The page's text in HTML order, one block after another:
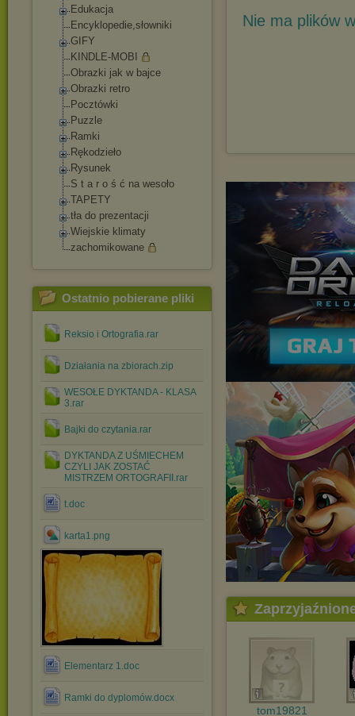
Edukacja
Encyklopedie,słowniki
GIFY
KINDLE-MOBI
Obrazki jak w bajce
Obrazki retro
Pocztówki
Puzzle
Ramki
Rękodzieło
Rysunek
S t a r o ś ć na wesoło
TAPETY
tła do prezentacji
Wiejskie klimaty
zachomikowane
Ostatnio pobierane pliki
Reksio i Ortografia.rar
Działania na zbiorach.zip
WESOŁE DYKTANDA - KLASA
3.rar
Bajki do czytania.rar
DYKTANDA Z UŚMIECHEM
CZYLI JAK ZOSTAĆ
MISTRZEM ORTOGRAFII.rar
t.doc
karta1.png
Elementarz 1.doc
Ramki do dyplomów.docx
Nie ma plików
tom19821